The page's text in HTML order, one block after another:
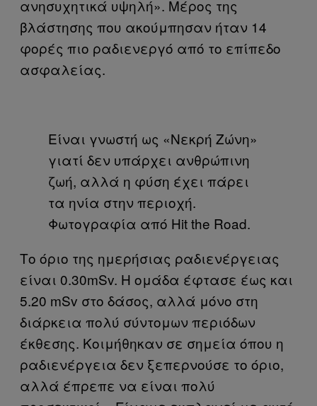
ανησυχητικά υψηλή». Μέρος της
βλάστησης που ακούμπησαν ήταν 14
φορές πιο ραδιενεργό από το επίπεδο
ασφαλείας.
Είναι γνωστή ως «Νεκρή Ζώνη»
γιατί δεν υπάρχει ανθρώπινη
ζωή, αλλά η φύση έχει πάρει
τα ηνία στην περιοχή.
Φωτογραφία από Hit the Road.
Το όριο της ημερήσιας ραδιενέργειας
είναι 0.30mSv. Η ομάδα έφτασε έως και
5.20 mSv στο δάσος, αλλά μόνο στη
διάρκεια πολύ σύντομων περιόδων
έκθεσης. Κοιμήθηκαν σε σημεία όπου η
ραδιενέργεια δεν ξεπερνούσε το όριο,
αλλά έπρεπε να είναι πολύ